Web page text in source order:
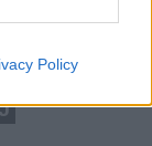
Policy